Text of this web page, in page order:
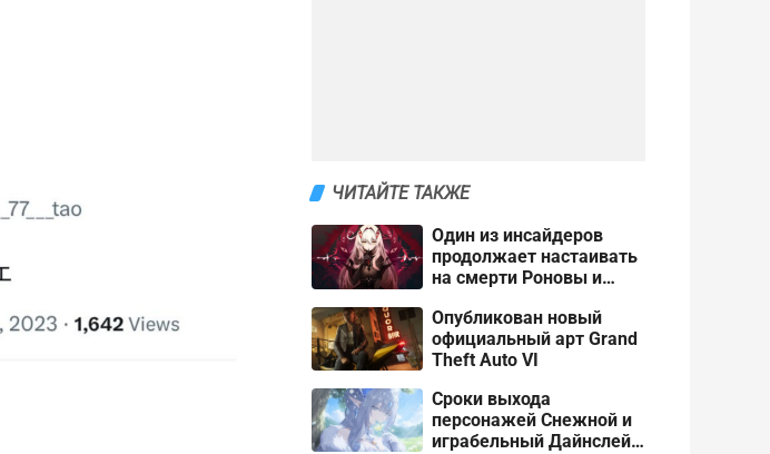
ЧИТАЙТЕ ТАКЖЕ
Один из инсайдеров
продолжает настаивать
на смерти Роновы и
Impact
Опубликован новый
официальный арт Grand
Theft Auto VI
Сроки выхода
персонажей Снежной и
играбельный Дайнслейф